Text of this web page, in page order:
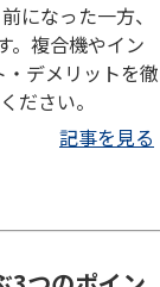
になった一方、
。複合機やイン
・デメリットを徹
ださい。
記事を見る